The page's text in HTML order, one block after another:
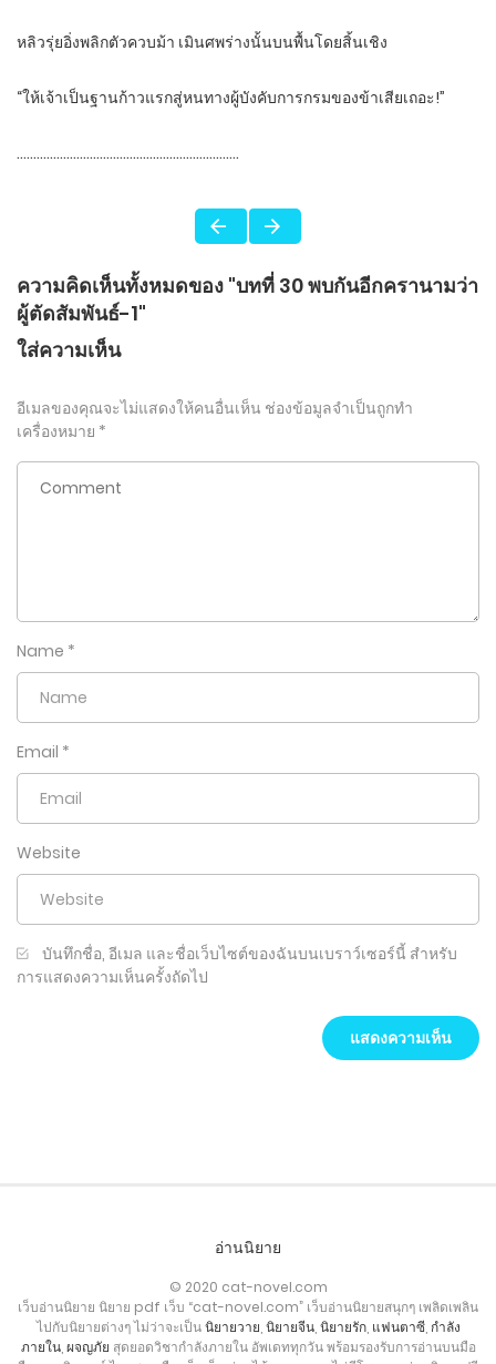
หลิวรุ่ยอิ่งพลิกตัวควบม้า เมินศพร่างนั้นบนพื้นโดยสิ้นเชิง
“ให้เจ้าเป็นฐานก้าวแรกสู่หนทางผู้บังคับการกรมของข้าเสียเถอะ!”
………………………………………………………….
ความคิดเห็นทั้งหมดของ "บทที่ 30 พบกันอีกครานามว่า
ผู้ตัดสัมพันธ์-1"
ใส่ความเห็น
อีเมลของคุณจะไม่แสดงให้คนอื่นเห็น ช่องข้อมูลจำเป็นถูกทำ
เครื่องหมาย *
Name *
Email *
Website
บันทึกชื่อ, อีเมล และชื่อเว็บไซต์ของฉันบนเบราว์เซอร์นี้ สำหรับ
การแสดงความเห็นครั้งถัดไป
อ่านนิยาย
© 2020 cat-novel.com
เว็บอ่านนิยาย นิยาย pdf เว็บ “cat-novel.com” เว็บอ่านนิยายสนุกๆ เพลิดเพลิน
ไปกับนิยายต่างๆ ไม่ว่าจะเป็นนิยายวาย นิยายจีน, นิยายรัก, แฟนตาซี, กำลัง
ภายใน, ผจญภัย สุดยอดวิชากำลังภายใน อัพเดททุกวัน พร้อมรองรับการอ่านบนมือ